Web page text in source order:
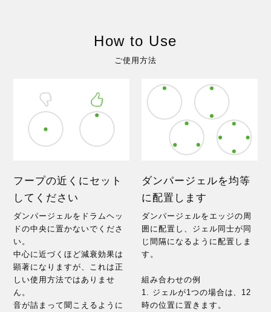
How to Use
ご使用方法
フープの近くにセット
してください
ダンパージェルをドラムヘッ
ドの中央に置かないでくださ
い。
中心に近づくほど減衰効果は
顕著になりますが、これは正
しい使用方法ではありませ
ん。
音が詰まって聞こえるように
ダンパージェルを均等
に配置します
ダンパージェルをエッジの周
囲に配置し、ジェル同士が同
じ間隔になるように配置しま
す。
組み合わせの例
1. ジェルが1つの場合は、12
時の位置に置きます。